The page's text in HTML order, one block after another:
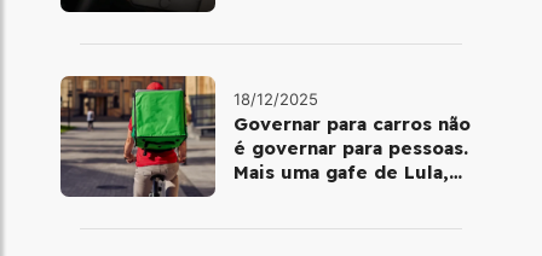
18/12/2025
Governar para carros não
é governar para pessoas.
Mais uma gafe de Lula,